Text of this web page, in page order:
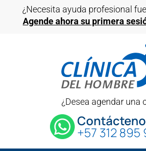
¿Necesita ayuda profesional
Agende ahora su primera
¿Desea agendar una
+57 312 895